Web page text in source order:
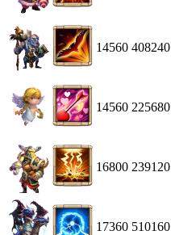
14560 408240
14560 225680
16800 239120
17360 510160